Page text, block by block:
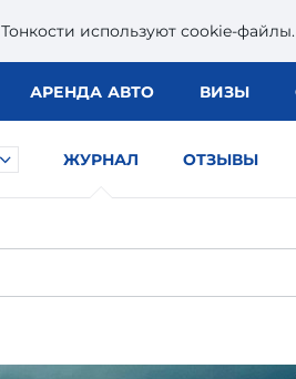
Тонкости используют сookie-файлы.
АРЕНДА АВТО ВИЗЫ
ЖУРНАЛ ОТЗЫВЫ